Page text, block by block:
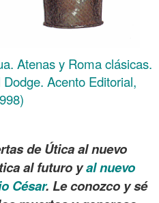
Atenas y Roma clásicas.
Acento Editorial,
de Útica al nuevo
al futuro yal nuevo
César. Le conozco y sé